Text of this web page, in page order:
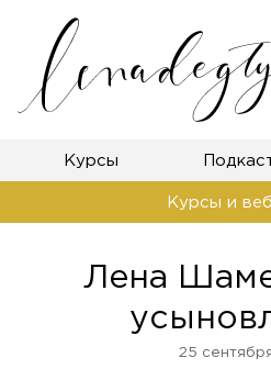
Курсы
Курсы и
Лена
25